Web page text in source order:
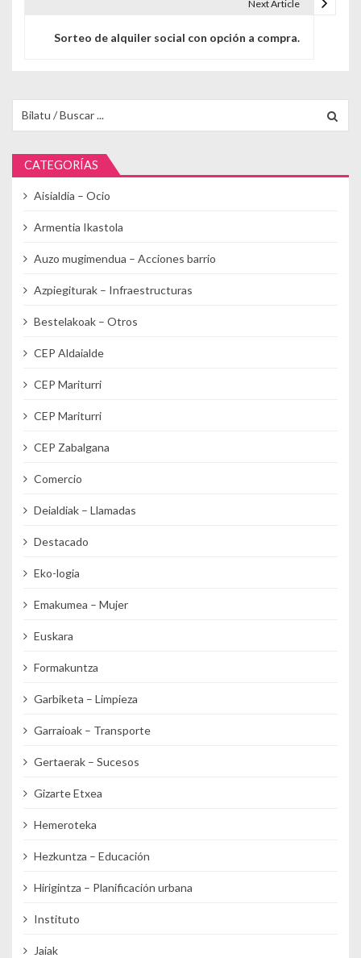
Next Article
Sorteo de alquiler social con opción a compra.
CATEGORÍAS
Aisialdia – Ocio
Armentia Ikastola
Auzo mugimendua – Acciones barrio
Azpiegiturak – Infraestructuras
Bestelakoak – Otros
CEP Aldaialde
CEP Mariturri
CEP Mariturri
CEP Zabalgana
Comercio
Deialdiak – Llamadas
Destacado
Eko-logia
Emakumea – Mujer
Euskara
Formakuntza
Garbiketa – Limpieza
Garraioak – Transporte
Gertaerak – Sucesos
Gizarte Etxea
Hemeroteka
Hezkuntza – Educación
Hirigintza – Planificación urbana
Instituto
Jaiak